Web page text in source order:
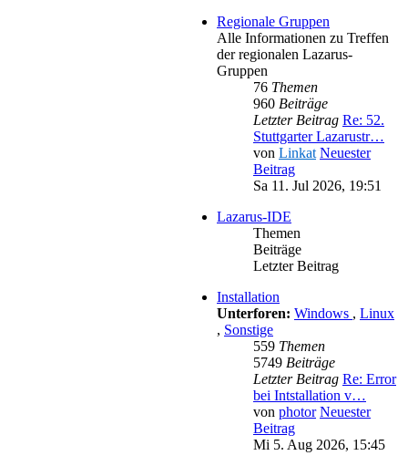
Regionale Gruppen
Alle Informationen zu Treffen
der regionalen Lazarus-
Gruppen
76 Themen
960 Beiträge
Letzter Beitrag Re: 52.
Stuttgarter Lazarustr…
von Linkat Neuester
Beitrag
Sa 11. Jul 2026, 19:51
Lazarus-IDE
Themen
Beiträge
Letzter Beitrag
Installation
Unterforen: Windows , Linux
, Sonstige
559 Themen
5749 Beiträge
Letzter Beitrag Re: Error
bei Intstallation v…
von photor Neuester
Beitrag
Mi 5. Aug 2026, 15:45